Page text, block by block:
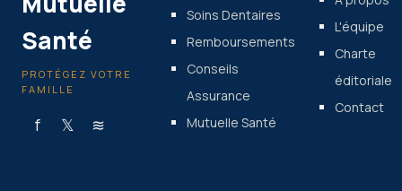
Santé
PROTÉGEZ VOTRE
FAMILLE
f 𝕏 ≋
Soins Dentaires
Remboursements
Conseils
Assurance
Mutuelle Santé
L'équipe
Charte
éditoriale
Contact